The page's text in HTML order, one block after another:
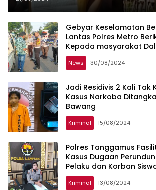
Gebyar Keselamatan
Lantas Polres Metro
Kepada masyarakat
Lintas
News 30/08/2024
Jadi Residivis 2 Kali Tak
Kasus Narkoba
Bawang
Kriminal 15/08/2024
Polres Tanggamus
Kasus Dugaan
Pelaku dan Korban
Kriminal 13/08/2024